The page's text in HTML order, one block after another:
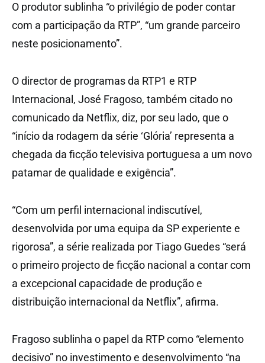
O produtor sublinha “o privilégio de poder contar
com a participação da RTP”, “um grande parceiro
neste posicionamento”.
O director de programas da RTP1 e RTP
Internacional, José Fragoso, também citado no
comunicado da Netflix, diz, por seu lado, que o
“início da rodagem da série ‘Glória’ representa a
chegada da ficção televisiva portuguesa a um novo
patamar de qualidade e exigência”.
“Com um perfil internacional indiscutível,
desenvolvida por uma equipa da SP experiente e
rigorosa”, a série realizada por Tiago Guedes “será
o primeiro projecto de ficção nacional a contar com
a excepcional capacidade de produção e
distribuição internacional da Netflix”, afirma.
Fragoso sublinha o papel da RTP como “elemento
decisivo” no investimento e desenvolvimento “na